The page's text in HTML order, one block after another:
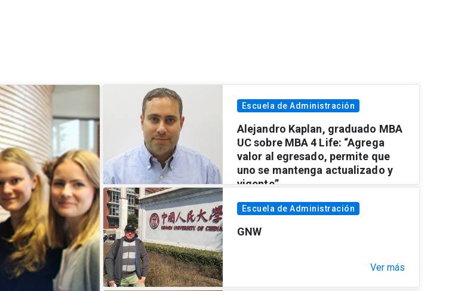
Escuela de Administración
Alejandro Kaplan, graduado MBA
UC sobre MBA 4 Life: “Agrega
valor al egresado, permite que
uno se mantenga actualizado y
vigente”
Escuela de Administración
GNW
Ver más